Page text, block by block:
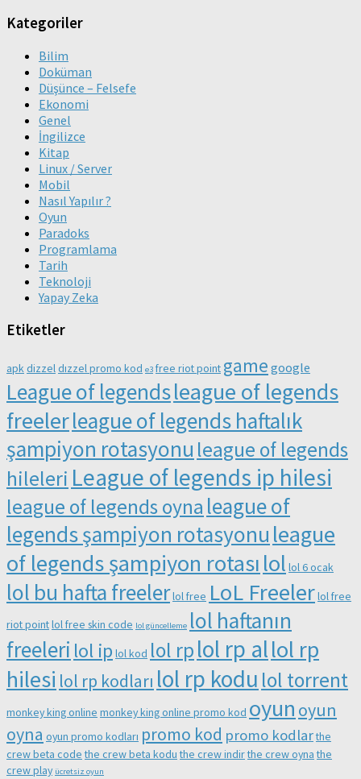
Kategoriler
Bilim
Doküman
Düşünce – Felsefe
Ekonomi
Genel
İngilizce
Kitap
Linux / Server
Mobil
Nasıl Yapılır ?
Oyun
Paradoks
Programlama
Tarih
Teknoloji
Yapay Zeka
Etiketler
apkdizzeldızzel promo kod e3 free riot point gamegoogle
League of legendsleague of legends
freelerleague of legends haftalık
şampiyon rotasyonu league of legends
hileleri League of legends ip hilesi
league of legends oyna league of
legends şampiyon rotasyonu league
of legends şampiyon rotasılol lol 6 ocak
lol bu hafta freelerlol free LoL Freelerlol free
riot pointlol free skin code lol güncelleme lol haftanın
freeleri lol ip lol kod lol rplol rp allol rp
hilesi lol rp kodları lol rp kodu lol torrent
monkey king online monkey king online promo kod oyun oyun
oyna oyun promo kodları promo kod promo kodlarthe
crew beta code the crew beta kodu the crew indirthe crew oyna the
crew play ücretsiz oyun